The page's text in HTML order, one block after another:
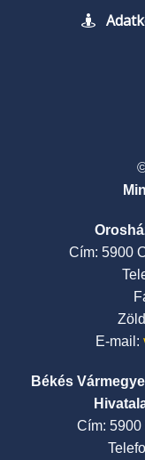
Cím: 5900
E-mail:
Békés
Cím: 5900